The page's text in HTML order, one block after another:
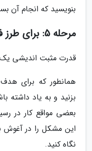
بنویسید که انجام آن
مرحله 5: برای طرز فکر خود وقت بگذارید
قدرت مثبت اندیشی
همانطور که برای
بزنید و به یاد
بعضی مواقع کار در
این مشکل را در
نگاه کنید.